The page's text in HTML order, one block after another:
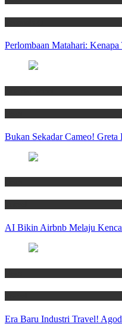
Perlombaan Matahari:
Bukan Sekadar Cameo!
AI Bikin Airbnb Melaju
Era Baru Industri Travel!